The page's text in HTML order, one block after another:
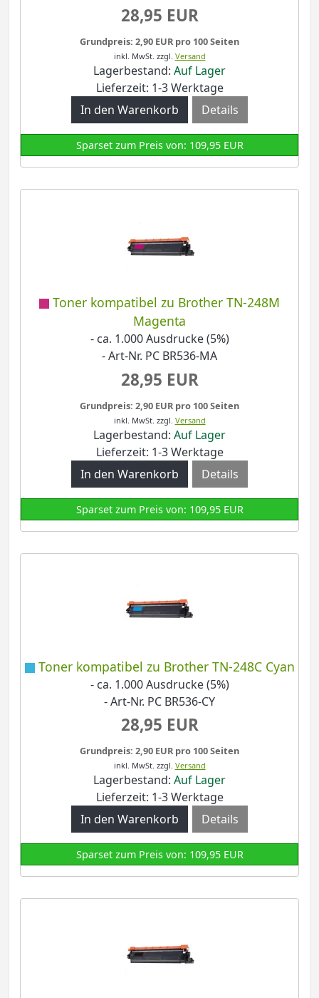
28,95 EUR
Grundpreis: 2,90 EUR pro 100 Seiten
inkl. MwSt. zzgl. Versand
Lagerbestand: Auf Lager
Lieferzeit: 1-3 Werktage
Details
Sparset zum Preis von: 109,95 EUR
Toner kompatibel zu Brother TN-248M
Magenta
- ca. 1.000 Ausdrucke (5%)
- Art-Nr. PC BR536-MA
28,95 EUR
Grundpreis: 2,90 EUR pro 100 Seiten
inkl. MwSt. zzgl. Versand
Lagerbestand: Auf Lager
Lieferzeit: 1-3 Werktage
Details
Sparset zum Preis von: 109,95 EUR
Toner kompatibel zu Brother TN-248C Cyan
- ca. 1.000 Ausdrucke (5%)
- Art-Nr. PC BR536-CY
28,95 EUR
Grundpreis: 2,90 EUR pro 100 Seiten
inkl. MwSt. zzgl. Versand
Lagerbestand: Auf Lager
Lieferzeit: 1-3 Werktage
Details
Sparset zum Preis von: 109,95 EUR